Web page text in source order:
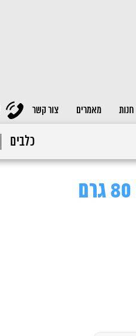
חנות מאמרים צור קשר
כלבים